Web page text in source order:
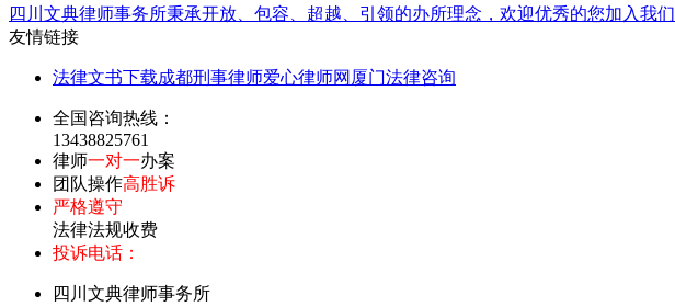
四川文典律师事务所秉承开放、包容、超越、引领的办所理念，欢迎优秀的您加入我们
友情链接
法律文书下载成都刑事律师爱心律师网 厦门法律咨询
全国咨询热线：
13438825761
律师一对一办案
团队操作高胜诉
严格遵守
法律法规收费
投诉电话：
四川文典律师事务所